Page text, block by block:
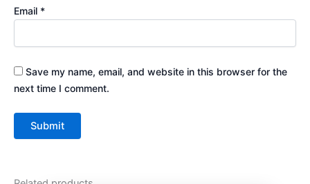
Email *
Save my name, email, and website in this browser for the
next time I comment.